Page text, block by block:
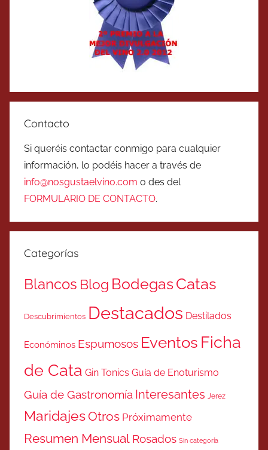
Contacto
Si queréis contactar conmigo para cualquier
información, lo podéis hacer a través de
info@nosgustaelvino.com o des del
FORMULARIO DE CONTACTO.
Categorías
Blancos Blog BodegasCatas
Descubrimientos Destacados Destilados
Económinos Espumosos Eventos Ficha
de Cata Gin Tonics Guía de Enoturismo
Guía de Gastronomía Interesantes Jerez
MaridajesOtros Próximamente
Resumen Mensual Rosados Sin categoría